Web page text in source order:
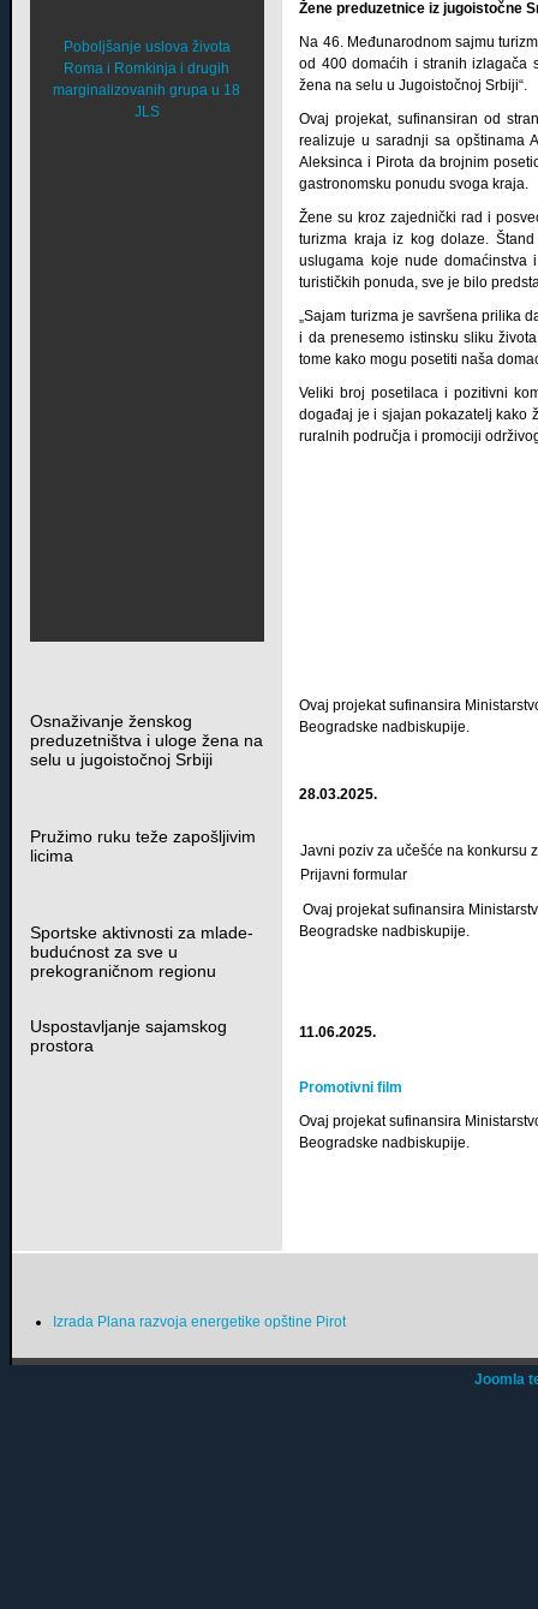
Žene preduzetnice iz jugoistočne
Na 46. Međunarodnom sajmu
od 400 domaćih i stranih izlagača
žena na selu u Jugoistočnoj Srbiji“.
Ovaj projekat, sufinansiran od
realizuje u saradnji sa opštinama
Aleksinca i Pirota da brojnim
gastronomsku ponudu svoga kraja.
Žene su kroz zajednički rad i
turizma kraja iz kog dolaze.
uslugama koje nude
turističkih ponuda, sve je bilo
„Sajam turizma je savršena prilika
i da prenesemo istinsku sliku
tome kako mogu posetiti naša
Veliki broj posetilaca i pozitivni
događaj je i sjajan pokazatelj kako
ruralnih područja i promociji
Ovaj projekat sufinansira
Beogradske nadbiskupije.
28.03.2025.
Javni poziv za učešće na konkursu
Prijavni formular
Ovaj projekat sufinansira
Beogradske nadbiskupije.
11.06.2025.
Promotivni film
Ovaj projekat sufinansira
Beogradske nadbiskupije.
Poboljšanje uslova života
Roma i Romkinja i drugih
marginalizovanih grupa u 18
JLS
Osnaživanje ženskog
preduzetništva i uloge žena na
selu u jugoistočnoj Srbiji
Pružimo ruku teže zapošljivim
licima
Sportske aktivnosti za mlade-
budućnost za sve u
prekograničnom regionu
Uspostavljanje sajamskog
prostora
Izrada Plana razvoja energetike opštine Pirot
Joomla